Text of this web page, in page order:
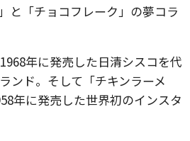
と「チョコフレーク」の夢コラ
年に発売した日清シスコを代
ンド。そして「チキンラーメ
年に発売した世界初のインスタ